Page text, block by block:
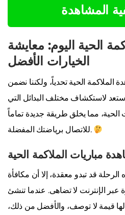
المشاهدة
الحية اليوم: معايشة
الخيارات الأفضل
الملاكمة الحية تحدياً، ولكننا نضمن
لاستكشاف مختلف البدائل التي
مما يخلق طريقة جديدة تماماً
للاتصال برياضتك المفضلة.
مباريات الملاكمة الحية
الرحلة قد تبدو معقدة، إلا أن مكافأة
عبر الإنترنت لا تضاهى. عندما تنشئ
قيمة لا توصف، والأفضل من ذلك،